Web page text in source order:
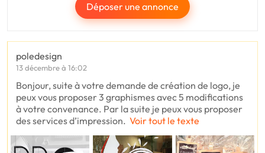
Déposer une annonce
poledesign
13 décembre à 16:02
Bonjour, suite à votre demande de création de logo, je
peux vous proposer 3 graphismes avec 5 modifications
à votre convenance. Par la suite je peux vous proposer
des services d’impression. Voir tout le texte